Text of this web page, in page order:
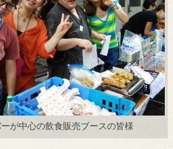
が中心の飲食販売ブースの皆様